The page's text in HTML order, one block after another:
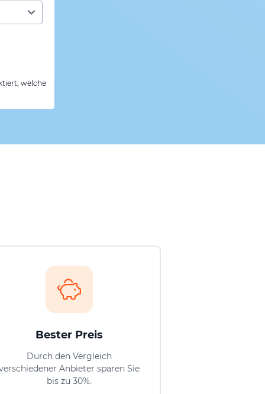
welche
Bester Preis
Durch den Vergleich
Anbieter sparen Sie
bis zu 30%.